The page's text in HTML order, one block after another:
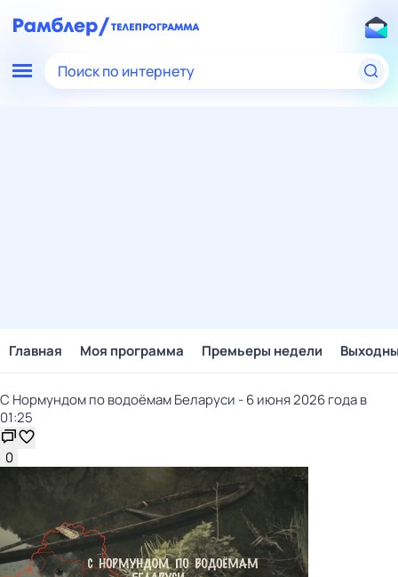
Поиск по интернету
Главная Моя программа Премьеры недели
С Нормундом по водоёмам Беларуси - 6 июня 2026 года в
01:25
0